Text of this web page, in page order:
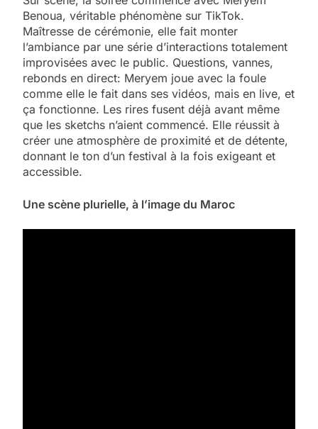
Benoua, véritable phénomène sur TikTok.
Maîtresse de cérémonie, elle fait monter
l’ambiance par une série d’interactions totalement
improvisées avec le public. Questions, vannes,
rebonds en direct: Meryem joue avec la foule
comme elle le fait dans ses vidéos, mais en live, et
ça fonctionne. Les rires fusent déjà avant même
que les sketchs n’aient commencé. Elle réussit à
créer une atmosphère de proximité et de détente,
donnant le ton d’un festival à la fois exigeant et
accessible.
Une scène plurielle, à l’image du Maroc